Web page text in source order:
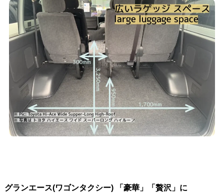
グランエース(ワゴンタクシー) 「豪華」「贅沢」に